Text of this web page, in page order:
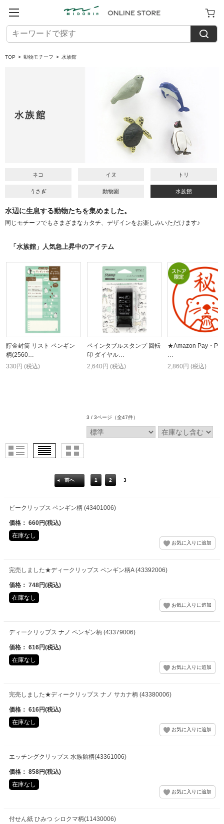
TOP > 動物モチーフ > 水族館
ネコ イヌ トリ
うさぎ 動物園 水族館
水辺に生息する動物たちを集めました。
同じモチーフでもさまざまなカタチ、デザインをお楽しみいただけます♪
「水族館」人気急上昇中のアイテム
貯金封筒 リスト ペンギン
柄(2560…
330円 (税込)
ペインタブルスタンプ 回転
印 ダイヤル…
2,640円 (税込)
★Amazon Pay・
2,860円 (税込)
3 / 3ページ （全47件）
前へ 1 2 3
ピークリップス ペンギン柄 (43401006)
価格： 660円(税込)
在庫なし
完売しました★ディークリップス ペンギン柄A (43392006)
価格： 748円(税込)
在庫なし
ディークリップス ナノ ペンギン柄 (43379006)
価格： 616円(税込)
在庫なし
完売しました★ディークリップス ナノ サカナ柄 (43380006)
価格： 616円(税込)
在庫なし
エッチングクリップス 水族館柄(43361006)
価格： 858円(税込)
在庫なし
付せん紙 ひみつ シロクマ柄(11430006)